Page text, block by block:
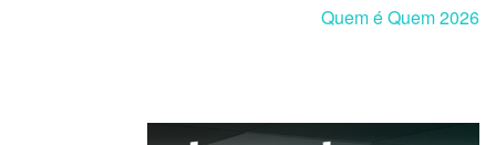
Quem é Quem 2026